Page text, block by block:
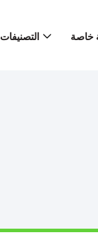
التصنيفات خاصة